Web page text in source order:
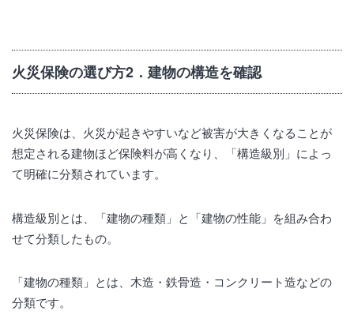
火災保険の選び方2．建物の構造を確認
火災保険は、火災が起きやすいなど被害が大きくなることが
想定される建物ほど保険料が高くなり、「構造級別」によっ
て明確に分類されています。
構造級別とは、「建物の種類」と「建物の性能」を組み合わ
せて分類したもの。
「建物の種類」とは、木造・鉄骨造・コンクリート造などの
分類です。